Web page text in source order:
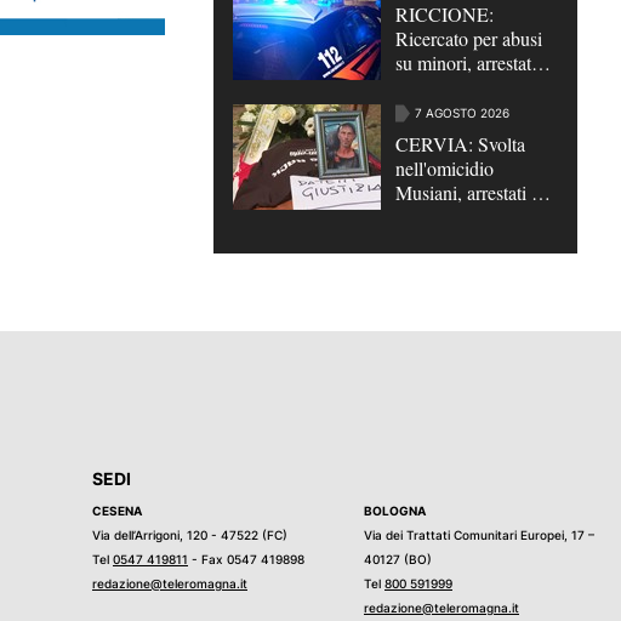
RICCIONE:
Ricercato per abusi
su minori, arrestato
7 AGOSTO 2026
CERVIA: Svolta
nell'omicidio
Musiani, arrestati 4
SEDI
CESENA
Via dell’Arrigoni, 120 - 47522 (FC)
Tel 0547 419811 - Fax 0547 419898
redazione@teleromagna.it
BOLOGNA
Via dei Trattati Comunitari Europei, 17 –
40127 (BO)
Tel 800 591999
redazione@teleromagna.it